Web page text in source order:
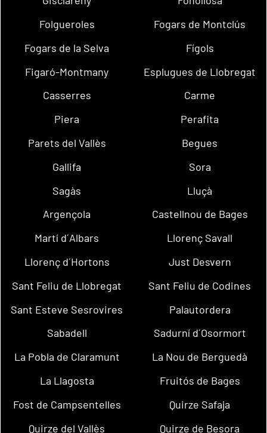
Folgueroles
Fogars de Montclús
Fogars de la Selva
Fígols
Figaró-Montmany
Esplugues de Llobregat
Casserres
Carme
Piera
Perafita
Parets del Vallès
Begues
Gallifa
Sora
Sagàs
Lluçà
Argençola
Castellnou de Bages
Martí d´Albars
Llorenç Savall
Llorenç d´Hortons
Just Desvern
Sant Feliu de Llobregat
Sant Feliu de Codines
Sant Esteve Sesrovires
Palautordera
Sabadell
Sadurní d´Osormort
La Pobla de Claramunt
La Nou de Berguedà
La Llagosta
Fruitós de Bages
Fost de Campsentelles
Quirze Safaja
Quirze del Vallès
Quirze de Besora